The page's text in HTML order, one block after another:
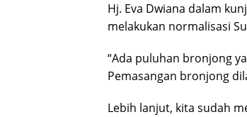
Hj. Eva Dwiana dalam
melakukan normalisasi
“Ada puluhan bronjong
Pemasangan bronjong
Lebih lanjut, kita sudah